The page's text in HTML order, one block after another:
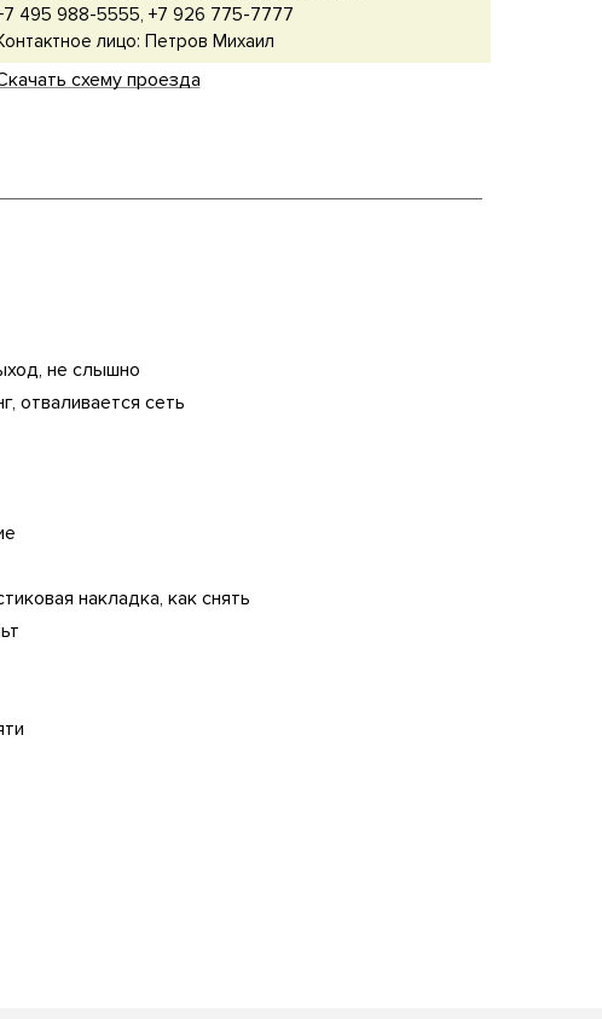
495 988-5555, +7 926 775-7777
лицо: Петров Михаил
схему проезда
не слышно
отваливается сеть
накладка, как снять